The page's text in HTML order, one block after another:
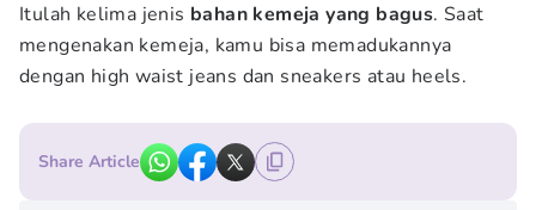
Itulah kelima jenis bahan kemeja yang bagus. Saat
mengenakan kemeja, kamu bisa memadukannya
dengan high waist jeans dan sneakers atau heels.
Share Article